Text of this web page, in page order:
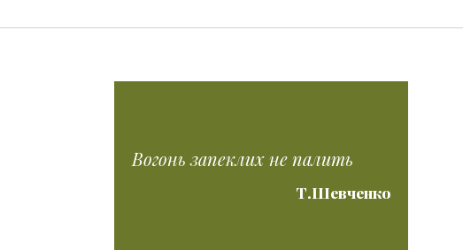
Вогонь запеклих не палить
Т.Шевченко